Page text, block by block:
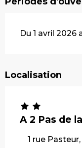
Du 1 avril
Localisation
A 2 Pas de
1 rue